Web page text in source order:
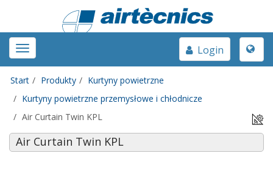
Toggle
navigation
Toggle
Login
Start Produkty
Kurtyny powietrzne
Kurtyny powietrzne przemysłowe i chłodnicze
Air Curtain Twin KPL
Air Curtain Twin KPL